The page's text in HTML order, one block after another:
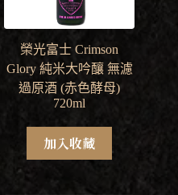
榮光富士 Crimson
Glory 純米大吟釀 無濾
過原酒 (赤色酵母)
720ml
加入收藏